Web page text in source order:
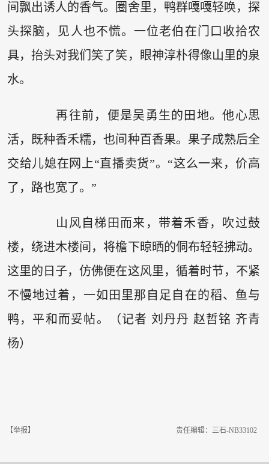
间飘出诱人的香气。圈舍里，鸭群嘎嘎轻唤，探
头探脑，见人也不慌。一位老伯在门口收拾农
具，抬头对我们笑了笑，眼神淳朴得像山里的泉
水。
再往前，便是吴勇生的田地。他心思
活，既种香禾糯，也间种百香果。果子成熟后全
交给儿媳在网上“直播卖货”。“这么一来，价高
了，路也宽了。”
山风自梯田而来，带着禾香，吹过鼓
楼，绕进木楼间，将檐下晾晒的侗布轻轻拂动。
这里的日子，仿佛便在这风里，循着时节，不紧
不慢地过着，一如田里那自足自在的稻、鱼与
鸭，平和而妥帖。（记者 刘丹丹 赵哲铭 齐青
杨）
【举报】 责任编辑：三石-NB33102